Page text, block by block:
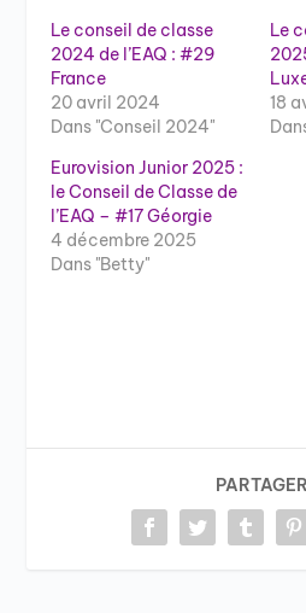
Le conseil de classe
2024 de l’EAQ : #29
France
20 avril 2024
Dans "Conseil 2024"
Le
18
Eurovision Junior 2025 :
le Conseil de Classe de
l’EAQ – #17 Géorgie
4 décembre 2025
Dans "Betty"